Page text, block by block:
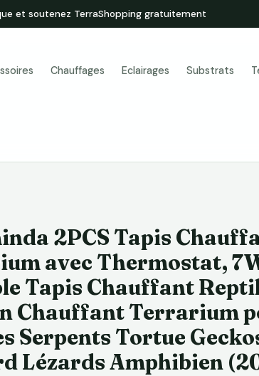
et soutenez TerraShopping gratuitement
Chauffages Eclairages Substrats
2PCS Tapis
avec Thermostat,
Tapis Chauffant
Chauffant Terrarium
Serpents Tortue
Lézards Amphibien